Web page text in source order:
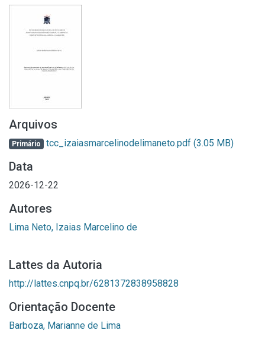
Arquivos
Primário tcc_izaiasmarcelinodelimaneto.pdf (3.05 MB)
Data
2026-12-22
Autores
Lima Neto, Izaias Marcelino de
Lattes da Autoria
http://lattes.cnpq.br/6281372838958828
Orientação Docente
Barboza, Marianne de Lima